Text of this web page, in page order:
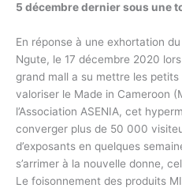
5 décembre dernier sous une
En réponse à une exhortation
Ngute, le 17 décembre 2020
grand mall a su mettre les
valoriser le Made in Cameroon
l’Association ASENIA, cet
converger plus de 50 000
d’exposants en quelques
s’arrimer à la nouvelle donne,
Le foisonnement des produits